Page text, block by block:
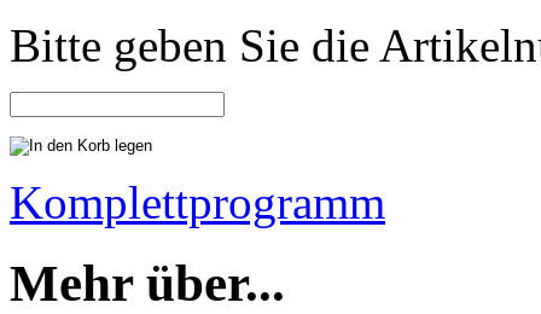
Bitte geben Sie die
Komplettprogramm
Mehr über...